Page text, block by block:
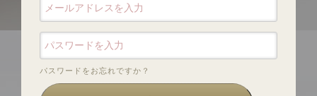
パスワードをお忘れですか？